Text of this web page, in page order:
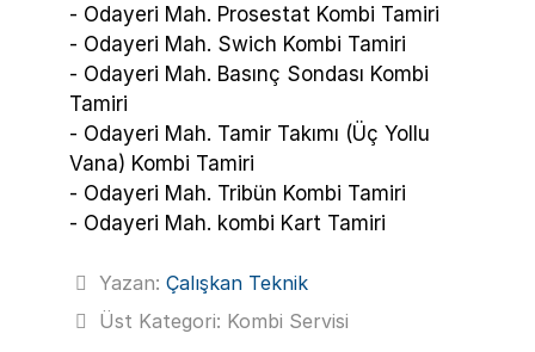
- Odayeri Mah. Prosestat Kombi Tamiri
- Odayeri Mah. Swich Kombi Tamiri
- Odayeri Mah. Basınç Sondası Kombi
Tamiri
- Odayeri Mah. Tamir Takımı (Üç Yollu
Vana) Kombi Tamiri
- Odayeri Mah. Tribün Kombi Tamiri
- Odayeri Mah. kombi Kart Tamiri
Yazan: Çalışkan Teknik
Üst Kategori: Kombi Servisi